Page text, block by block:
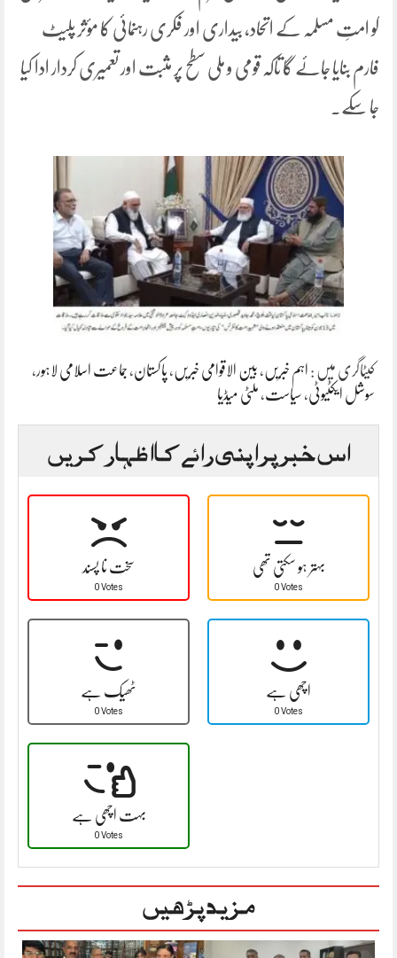
کو امتِ مسلمہ کے اتحاد، بیداری اور فکری رہنمائی کا مؤثر پلیٹ
فارم بنایا جائے گا تاکہ قومی و ملی سطح پر مثبت اور تعمیری کردار ادا کیا
جا سکے۔
کیٹاگری میں : اہم خبریں ، بین الاقوامی خبریں ، پاکستان، جماعت اسلامی لاہور ،
سوشل ایکٹیوٹی، سیاست، ملٹی میڈیا
اس خبر پر اپنی رائے کا اظہار کریں
سخت نا پسند
0 Votes
بہتر ہو سکتی تھی
0 Votes
ٹھیک ہے
0 Votes
اچھی ہے
0 Votes
بہت اچھی ہے
0 Votes
مزید پڑھیں